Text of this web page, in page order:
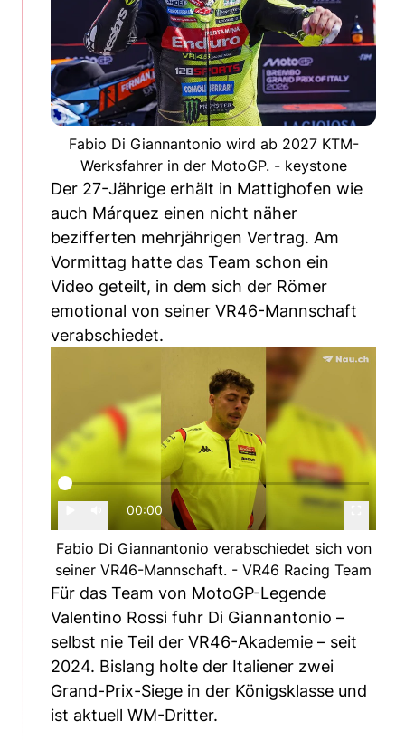
Fabio Di Giannantonio wird ab 2027 KTM-
Werksfahrer in der MotoGP. - keystone
Der 27-Jährige erhält in Mattighofen wie
auch Márquez einen nicht näher
bezifferten mehrjährigen Vertrag. Am
Vormittag hatte das Team schon ein
Video geteilt, in dem sich der Römer
emotional von seiner VR46-Mannschaft
verabschiedet.
00:00
Fabio Di Giannantonio verabschiedet sich von
seiner VR46-Mannschaft. - VR46 Racing Team
Für das Team von MotoGP-Legende
Valentino Rossi fuhr Di Giannantonio –
selbst nie Teil der VR46-Akademie – seit
2024. Bislang holte der Italiener zwei
Grand-Prix-Siege in der Königsklasse und
ist aktuell WM-Dritter.